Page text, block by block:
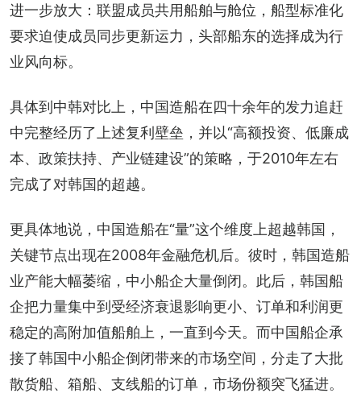
进一步放大：联盟成员共用船舶与舱位，船型标准化
要求迫使成员同步更新运力，头部船东的选择成为行
业风向标。
具体到中韩对比上，中国造船在四十余年的发力追赶
中完整经历了上述复利壁垒，并以“高额投资、低廉成
本、政策扶持、产业链建设”的策略，于2010年左右
完成了对韩国的超越。
更具体地说，中国造船在“量”这个维度上超越韩国，
关键节点出现在2008年金融危机后。彼时，韩国造船
业产能大幅萎缩，中小船企大量倒闭。此后，韩国船
企把力量集中到受经济衰退影响更小、订单和利润更
稳定的高附加值船舶上，一直到今天。而中国船企承
接了韩国中小船企倒闭带来的市场空间，分走了大批
散货船、箱船、支线船的订单，市场份额突飞猛进。